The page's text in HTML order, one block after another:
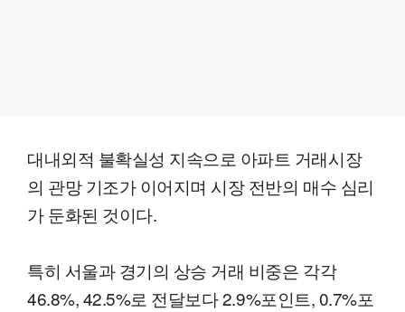
대내외적 불확실성 지속으로 아파트 거래시장
의 관망 기조가 이어지며 시장 전반의 매수 심리
가 둔화된 것이다.
특히 서울과 경기의 상승 거래 비중은 각각
46.8%, 42.5%로 전달보다 2.9%포인트, 0.7%포